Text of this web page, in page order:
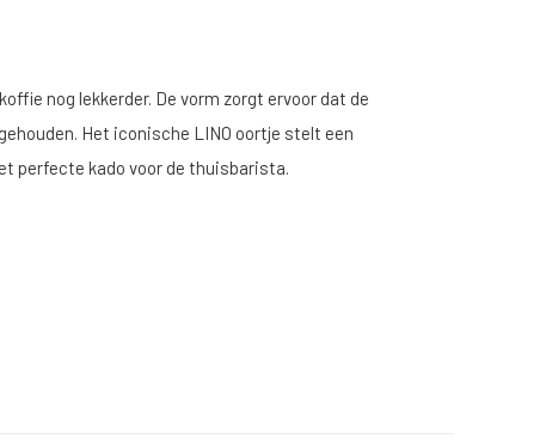
nog lekkerder. De vorm zorgt ervoor dat de
Het iconische LINO oortje stelt een
perfecte kado voor de thuisbarista.